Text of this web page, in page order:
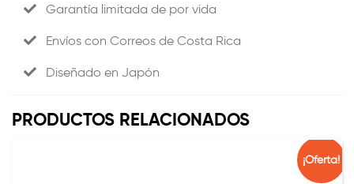
Garantía limitada de por vida
Envíos con Correos de Costa Rica
Diseñado en Japón
PRODUCTOS RELACIONADOS
¡Oferta!